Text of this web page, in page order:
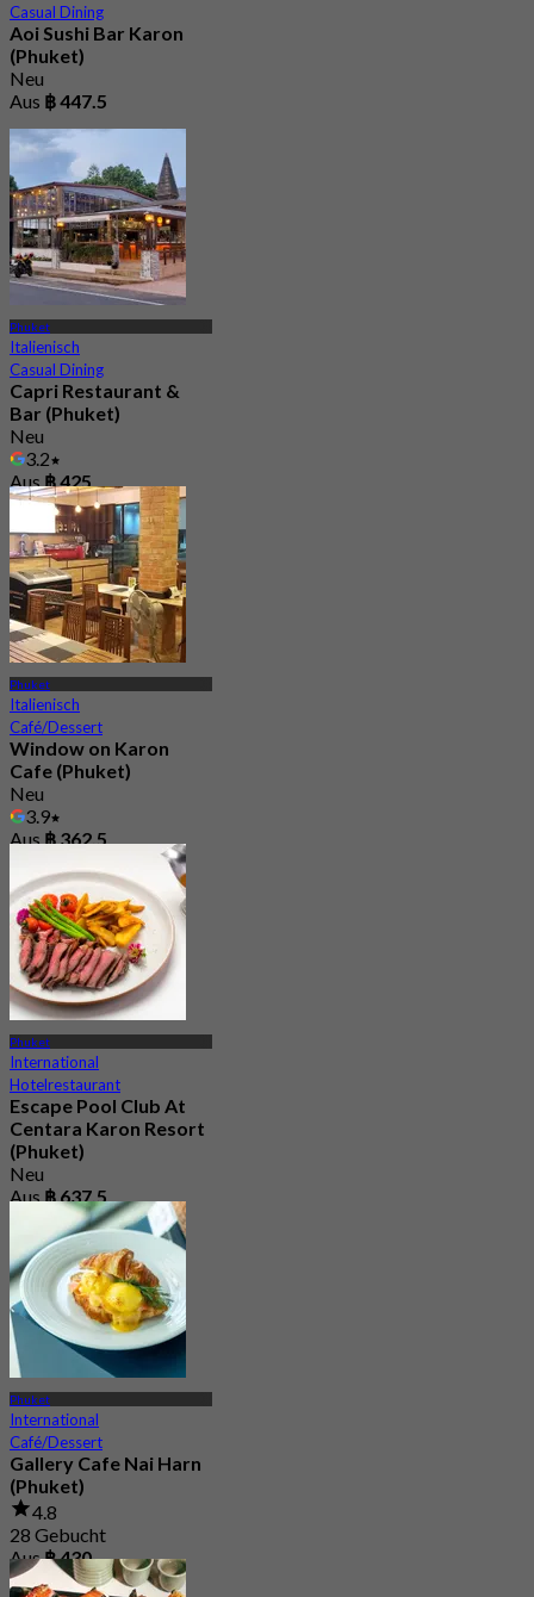
Casual Dining
Aoi Sushi Bar Karon
(Phuket)
Neu
Aus ฿ 447.5
Phuket
Italienisch
Casual Dining
Capri Restaurant &
Bar (Phuket)
Neu
3.2
Aus฿ 425
Phuket
Italienisch
Café/Dessert
Window on Karon
Cafe (Phuket)
Neu
3.9
Aus฿ 362.5
Phuket
International
Hotelrestaurant
Escape Pool Club At
Centara Karon Resort
(Phuket)
Neu
Aus฿ 637.5
Phuket
International
Café/Dessert
Gallery Cafe Nai Harn
(Phuket)
4.8
28 Gebucht
Aus฿ 430